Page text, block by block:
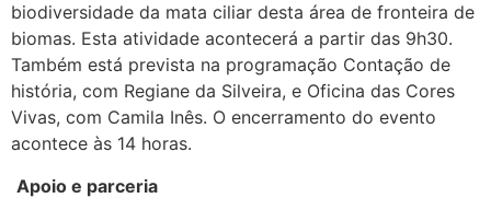
biodiversidade da mata ciliar desta área de fronteira de
biomas. Esta atividade acontecerá a partir das 9h30.
Também está prevista na programação Contação de
história, com Regiane da Silveira, e Oficina das Cores
Vivas, com Camila Inês. O encerramento do evento
acontece às 14 horas.
Apoio e parceria